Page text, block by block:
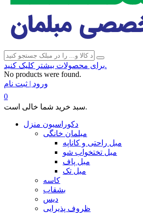
برای محصولات بیشتر کلیک کنید.
No products were found.
ورود | ثبت نام
0
سبد خرید شما خالی است.
دکوراسیون منزل
مبلمان خانگی
مبل راحتی و کاناپه
مبل تختخواب شو
مبل پاف
مبل تک
کاسه
بشقاب
دیس
ظروف پذیرایی